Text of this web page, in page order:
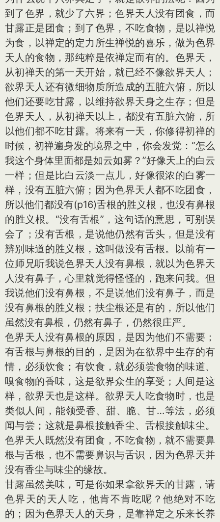
到了色界，就少了六界；色界天人没有团食，而
甘露正是团食；到了色界，不吃食物，是以禅悦
为食，以禅定的定力所生禅悦的喜乐，做为色界
天人的食物，那纯粹是依禅定而有的。色界天，
从初禅天的第一天开始，就已经不像欲界天人；
欲界天人还有微细物质所造成的五脏六俯，所以
他们还要吃甘露，以维持欲界天身之生存；但是
色界天人，从初禅天以上，都没有五脏六俯，所
以他们都不吃甘露。将来有一天，你修得初禅的
时候，初禅遍身发的境界之中，你会发觉：“怎么
我这个身体里面都是如云如雾？”好像天上的白云
一样；但是比白云淡一点儿，好像很浓的白雾一
样，没有五脏六俯；因为色界天人都不吃团食，
所以他们都没有(p16)舌根的胜义根，也没有鼻根
的胜义根。“没有舌根”，这句话的意思，可别误
会了；没有舌根，是说他仍然有舌头，但是没有
辨别味道的胜义根，这叫做没有舌根。以前有一
位师兄听我说色界天人没有鼻根，就以为色界天
人没有鼻子，心里就觉得怪怪的，跑来问我。但
我说他们没有鼻根，不是说他们没有鼻子，而是
没有鼻根的胜义根；扶尘根还是有的，所以他们
虽然没有鼻根，仍然有鼻子，仍然很庄严。
色界天人没有鼻根的原因，是因为他们不需要；
有舌根与鼻根的目的，是因为在欲界中生存的有
情，必须饮食；有饮食，就必须尝食物的味道、
嗅食物的香味，这是欲界众生的享受；人间是这
样，欲界天也是这样。欲界天人吃食物时，也是
类似人间，能领受香、甜、脆、甘…等法，必须
闻与尝；这就是鼻根接触香尘、舌根接触味尘。
色界天人既然没有团食，不吃食物，就不需要鼻
根与舌根，也不需要鼻识与舌识，因为色界天并
没有香尘与味尘的缘故。
甘露虽然美味，可是你如果拿欲界天的甘露，请
色界天的天人吃，他肯不肯吃呢？他绝对不吃
的；因为色界天人的天身，是靠禅定之乐来长养